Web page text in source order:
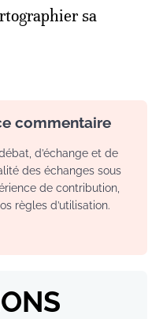
sa
commentaire
d’échange et de
des échanges sous
de contribution,
règles d’utilisation.